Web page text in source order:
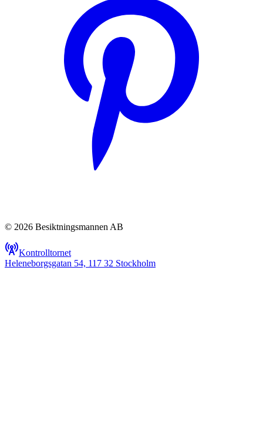
© 2026 Besiktningsmannen AB
Kontrolltornet
Heleneborgsgatan 54, 117 32 Stockholm